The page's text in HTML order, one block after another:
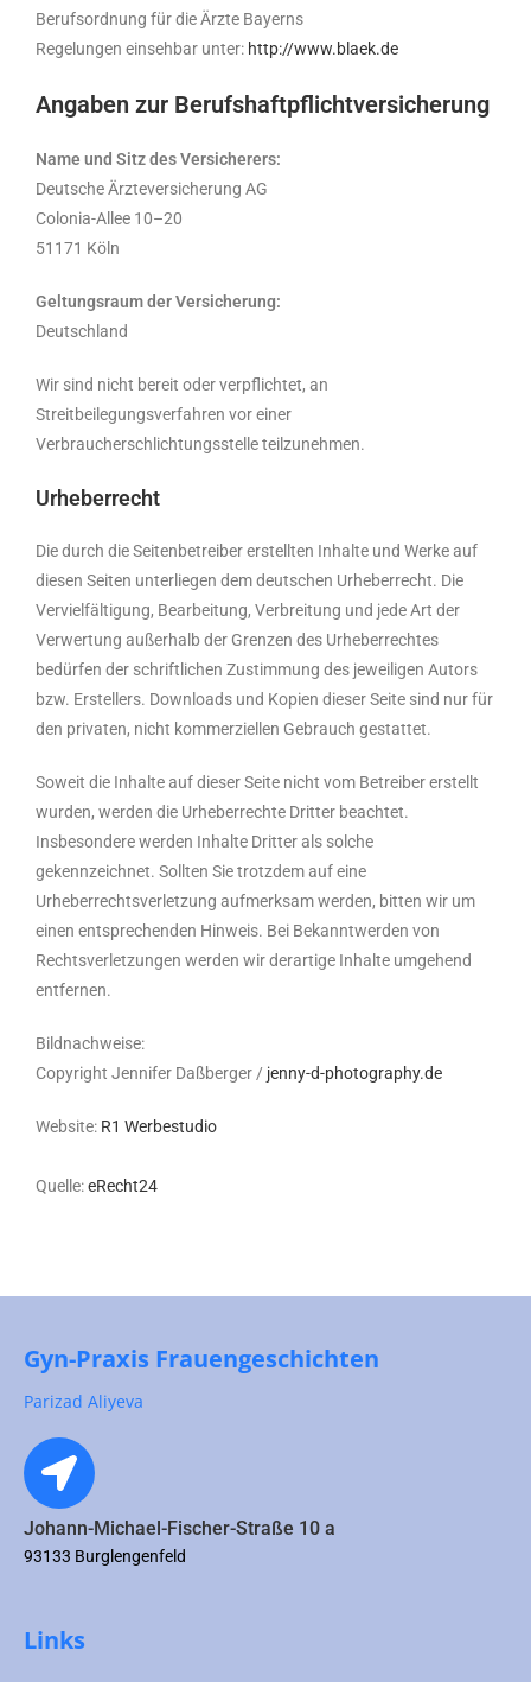
Berufsordnung für die Ärzte Bayerns
Regelungen einsehbar unter: http://www.blaek.de
Angaben zur Berufshaftpflichtversicherung
Name und Sitz des Versicherers:
Deutsche Ärzteversicherung AG
Colonia-Allee 10–20
51171 Köln
Geltungsraum der Versicherung:
Deutschland
Wir sind nicht bereit oder verpflichtet, an
Streitbeilegungsverfahren vor einer
Verbraucherschlichtungsstelle teilzunehmen.
Urheberrecht
Die durch die Seitenbetreiber erstellten Inhalte und Werke auf
diesen Seiten unterliegen dem deutschen Urheberrecht. Die
Vervielfältigung, Bearbeitung, Verbreitung und jede Art der
Verwertung außerhalb der Grenzen des Urheberrechtes
bedürfen der schriftlichen Zustimmung des jeweiligen Autors
bzw. Erstellers. Downloads und Kopien dieser Seite sind nur für
den privaten, nicht kommerziellen Gebrauch gestattet.
Soweit die Inhalte auf dieser Seite nicht vom Betreiber erstellt
wurden, werden die Urheberrechte Dritter beachtet.
Insbesondere werden Inhalte Dritter als solche
gekennzeichnet. Sollten Sie trotzdem auf eine
Urheberrechtsverletzung aufmerksam werden, bitten wir um
einen entsprechenden Hinweis. Bei Bekanntwerden von
Rechtsverletzungen werden wir derartige Inhalte umgehend
entfernen.
Bildnachweise:
Copyright Jennifer Daßberger / jenny-d-photography.de
Website: R1 Werbestudio
Quelle:eRecht24
Gyn-Praxis Frauengeschichten
Parizad Aliyeva
Johann-Michael-Fischer-Straße 10 a
93133 Burglengenfeld
Links